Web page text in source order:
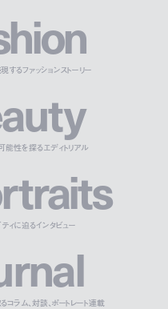
hion
するファッションストーリー
auty
能性を探るエディトリアル
rtraits
ティに迫るインタビュー
rnal
コラム、対談、ポートレート連載